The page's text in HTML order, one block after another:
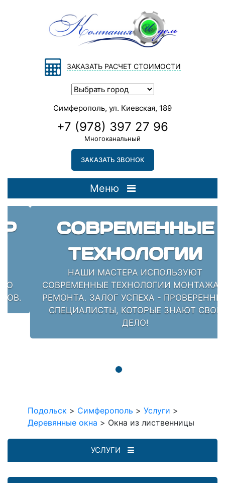
ЗАКАЗАТЬ РАСЧЕТ СТОИМОСТИ
Симферополь, ул. Киевская, 189
+7 (978) 397 27 96
Многоканальный
ЗАКАЗАТЬ ЗВОНОК
Меню
СОВРЕМЕННЫЕ
ТЕХНОЛОГИИ
НАШИ МАСТЕРА ИСПОЛЬЗУЮТ
СОВРЕМЕННЫЕ ТЕХНОЛОГИИ МОНТАЖА И
РЕМОНТА. ЗАЛОГ УСПЕХА - ПРОВЕРЕННЫЕ
СПЕЦИАЛИСТЫ, КОТОРЫЕ ЗНАЮТ СВОЁ
ДЕЛО!
Подольск > Симферополь > Услуги >
Деревянные окна > Окна из лиственницы
УСЛУГИ